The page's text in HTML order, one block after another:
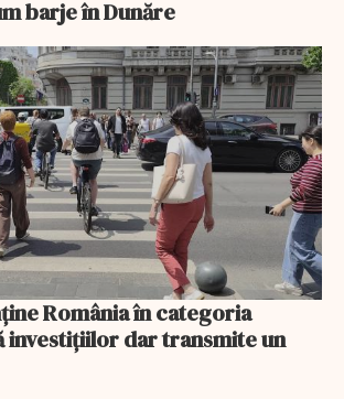
barje în Dunăre
România în categoria
investițiilor dar transmite un